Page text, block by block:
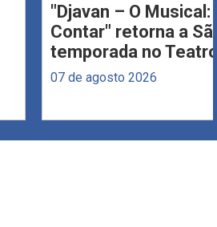
"Djavan – O Musical:
Contar" retorna a
temporada no
07 de agosto 2026